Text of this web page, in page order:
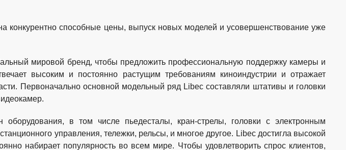
конкурентно способные цены, выпуск новых моделей и усовершенствование уже
мировой бренд, чтобы предложить профессиональную поддержку камеры и
высоким и постоянно растущим требованиям киноиндустрии и отражает
Первоначально основной модельный ряд Libec составляли штативы и головки
в том числе пьедесталы, кран-стрелы, головки с электронным
управления, тележки, рельсы, и многое другое. Libec достигла высокой
набирает популярность во всем мире. Чтобы удовлетворить спрос клиентов,